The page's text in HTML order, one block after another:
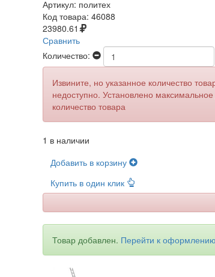
Артикул: политех
Код товара: 46088
23980.61
Сравнить
Количество:
Извините, но указанное количество
недоступно. Установлено максимальное
количество товара
1 в наличии
Добавить в корзину
Купить в один клик
Товар добавлен. Перейти к оформлению